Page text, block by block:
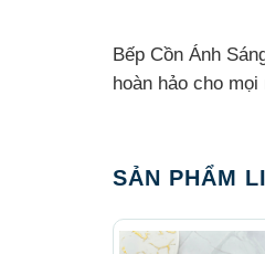
Bếp Cồn Ánh
hoàn hảo cho
SẢN PHẨM